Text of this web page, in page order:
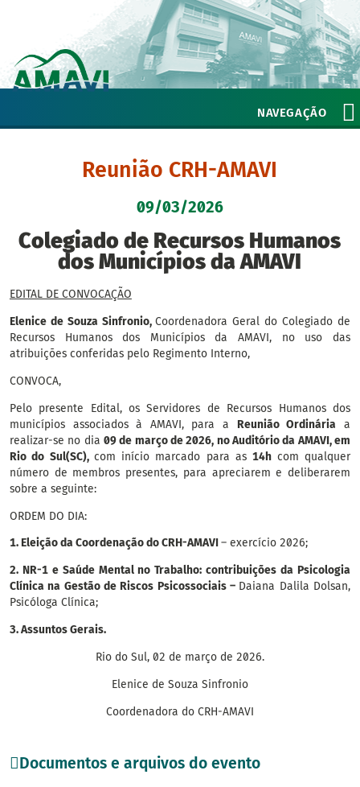
NAVEGAÇÃO
Reunião CRH-AMAVI
09/03/2026
Colegiado de Recursos Humanos
dos Municípios da AMAVI
EDITAL DE CONVOCAÇÃO
Elenice de Souza Sinfronio,Coordenadora Geral do Colegiado de
Recursos Humanos dos Municípios da AMAVI, no uso das
atribuições conferidas pelo Regimento Interno,
CONVOCA,
Pelo presente Edital, os Servidores de Recursos Humanos dos
municípios associados à AMAVI, para a Reunião Ordinária a
realizar-se no dia 09 de março de 2026, no Auditório da AMAVI, em
Rio do Sul(SC), com início marcado para as14h com qualquer
número de membros presentes, para apreciarem e deliberarem
sobre a seguinte:
ORDEM DO DIA:
1. Eleição da Coordenação do CRH-AMAVI– exercício 2026;
2. NR-1 e Saúde Mental no Trabalho: contribuições da Psicologia
Clínica na Gestão de Riscos Psicossociais – Daiana Dalila Dolsan,
Psicóloga Clínica;
3.Assuntos Gerais.
Rio do Sul, 02 de março de 2026.
Elenice de Souza Sinfronio
Coordenadora do CRH-AMAVI
Documentos e arquivos do evento